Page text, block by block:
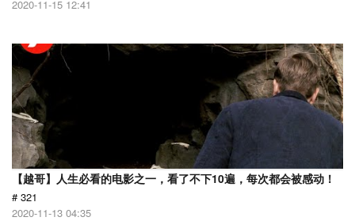
2020-11-15 12:41
【越哥】人生必看的电影之一，看了不下10遍，每次都会被感动！
# 321
2020-11-13 04:35